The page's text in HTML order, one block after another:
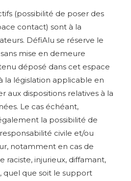
(possibilité de poser des
contact) sont à la
DéfiAlu se réserve le
mise en demeure
déposé dans cet espace
la législation applicable en
aux dispositions relatives à la
Le cas échéant,
la possibilité de
civile et/ou
notamment en cas de
raciste, injurieux, diffamant,
quel que soit le support